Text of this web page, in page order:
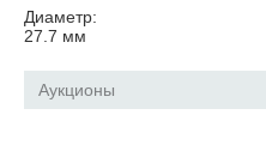
Диаметр:
27.7 мм
Аукционы